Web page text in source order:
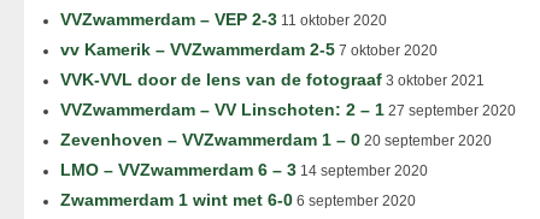
VVZwammerdam – VEP 2-3 11 oktober 2020
vv Kamerik – VVZwammerdam 2-5 7 oktober 2020
VVK-VVL door de lens van de fotograaf 3 oktober 2021
VVZwammerdam – VV Linschoten: 2 – 1 27 september 2020
Zevenhoven – VVZwammerdam 1 – 0 20 september 2020
LMO – VVZwammerdam 6 – 3 14 september 2020
Zwammerdam 1 wint met 6-0 6 september 2020